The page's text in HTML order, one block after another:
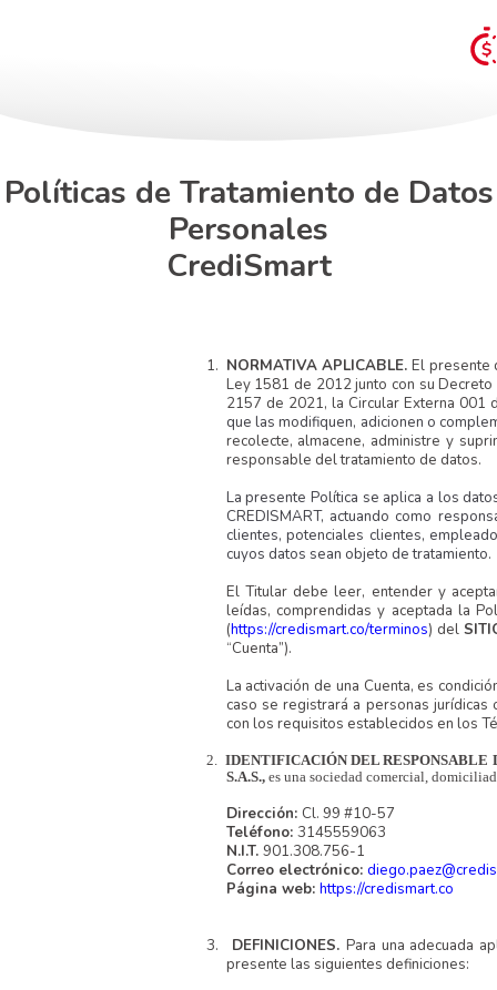
Políticas de Tratamiento de Datos
Personales
CrediSmart
1. NORMATIVA APLICABLE.El presente
Ley 1581 de 2012 junto con su
2157 de 2021, la Circular Externa
que las modifiquen, adicionen o
recolecte, almacene, administre y
responsable del tratamiento de datos.
La presente Política se aplica a los
CREDISMART, actuando como
clientes, potenciales clientes,
cuyos datos sean objeto de tratamiento.
El Titular debe leer, entender y
leídas, comprendidas y aceptada la
(https://credismart.co/terminos) del
“Cuenta”).
La activación de una Cuenta, es
caso se registrará a personas
con los requisitos establecidos en los
2.
IDENTIFICACIÓN DEL RESPONSABLE
S.A.S., es una sociedad comercial,
Dirección: Cl. 99 #10-57
Teléfono: 3145559063
N.I.T. 901.308.756-1
Correo electrónico:
Página web: https://credismart.co
3. DEFINICIONES. Para una adecuada
presente las siguientes definiciones: